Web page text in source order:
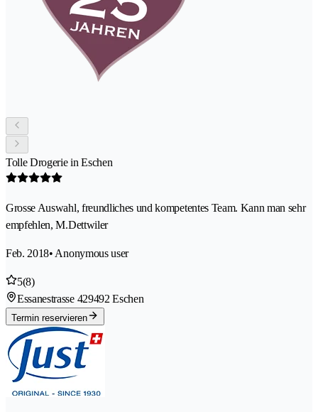
Tolle Drogerie in Eschen
Grosse Auswahl, freundliches und kompetentes Team. Kann man sehr
empfehlen, M.Dettwiler
Feb. 2018• Anonymous user
5(8)
Essanestrasse 429492 Eschen
Termin reservieren